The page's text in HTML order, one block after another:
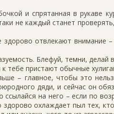
и спрятанная в рукаве
не каждый станет
отвлекают внимание
Блефуй, темни, делай
тебе пристают обычные
– главное, чтобы это
дяди, и сейчас он
на него – если по
охлаждает пыл тех,